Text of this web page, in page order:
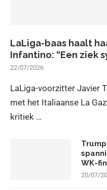
LaLiga-baas haalt
Infantino: “Een ziek
22/07/2026
LaLiga-voorzitter Javier
met het Italiaanse La
kritiek …
WK-
20/07/